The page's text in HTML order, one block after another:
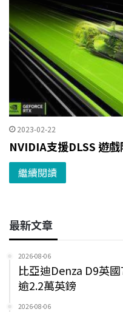
2023-02-22
NVIDIA支援DLSS 遊
繼續閱讀
最新文章
2026-08-06
比亞迪Denza D9英
逾2.2萬英鎊
2026-08-06